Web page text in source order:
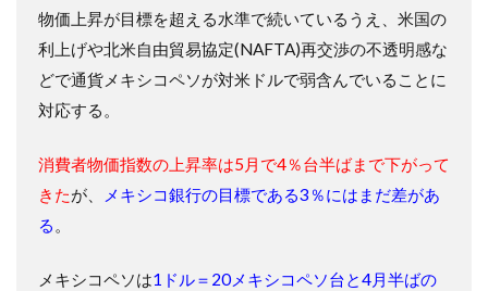
物価上昇が目標を超える水準で続いているうえ、米国の
利上げや北米自由貿易協定(NAFTA)再交渉の不透明感な
どで通貨メキシコペソが対米ドルで弱含んでいることに
対応する。
消費者物価指数の上昇率は5月で4％台半ばまで下がって
きたが、
メキシコ銀行の目標である3％にはまだ差があ
る 。
メキシコペソは1ドル＝20メキシコペソ台と4月半ばの